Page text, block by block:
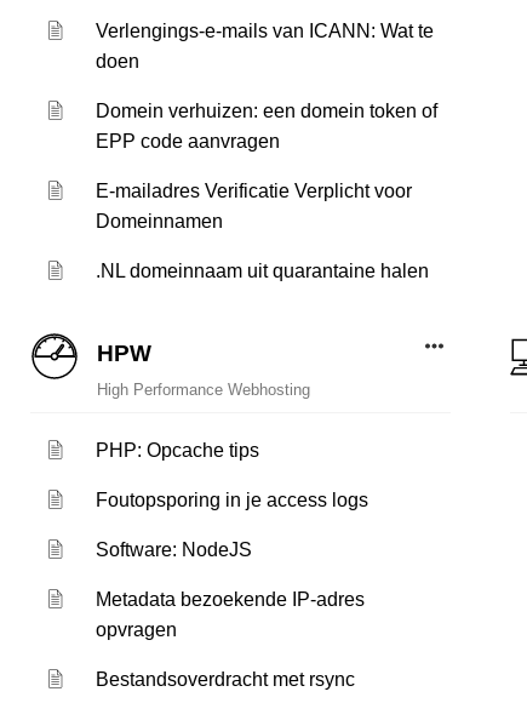
Verlengings-e-mails van ICANN: Wat te
doen
Domein verhuizen: een domein token of
EPP code aanvragen
E-mailadres Verificatie Verplicht voor
Domeinnamen
.NL domeinnaam uit quarantaine halen
HPW
High Performance Webhosting
PHP: Opcache tips
Foutopsporing in je access logs
Software: NodeJS
Metadata bezoekende IP-adres
opvragen
Bestandsoverdracht met rsync